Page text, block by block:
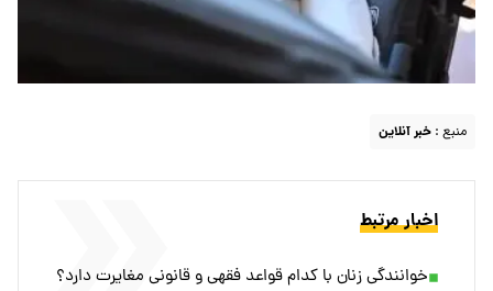
منبع : خبر آنلاین
اخبار مرتبط
خوانندگی زنان با کدام قواعد فقهی و قانونی مغایرت دارد؟